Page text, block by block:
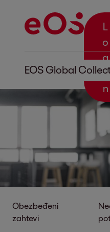
L
o
g
i
n
EOS Global
Obezbeđeni
zahtevi